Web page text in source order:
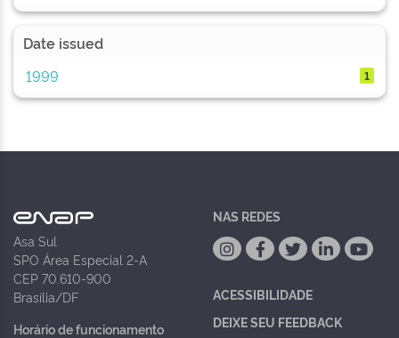
Date issued
1999
1
Asa Sul
SPO Área Especial 2-A
CEP 70.610-900
Brasília/DF
Horário de funcionamento
NAS REDES
ACESSIBILIDADE
DEIXE SEU FEEDBACK